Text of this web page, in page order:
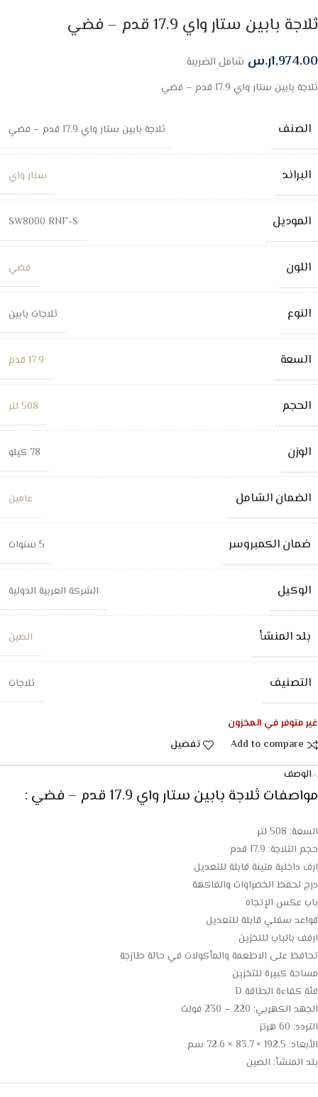
ثلاجة بابين ستار واي 17.9 قدم – فضي
1,974.00ر.س شامل الضريبة
ثلاجة بابين ستار واي 17.9 قدم – فضي
الصنف ثلاجة بابين ستار واي 17.9 قدم – فضي
البراند ستار واي
الموديل SW8000 RNF-S
اللون فضي
النوع ثلاجات بابين
السعة 17.9 قدم
الحجم 508 لتر
الوزن 78 كيلو
الضمان الشامل عامين
ضمان الكمبروسر 5 سنوات
الوكيل الشركة العربية الدولية
بلد المنشأ الصين
التصنيف ثلاجات
غير متوفر في المخزون
Add to compare
تفضيل
الوصف
مواصفات ثلاجة بابين ستار واي 17.9 قدم – فضي :
السعة: 508 لتر
حجم الثلاجة: 17.9 قدم
ارف داخلية متينة قابلة للتعديل
درج لحفظ الخضراوات والفاكهة
باب عكس الإتجاه
قواعد سفلي قابلة للتعديل
ارفف بالباب للتخزين
تحافظ على الاطعمة والمأكولات في حالة طازجة
مساحة كبيرة للتخزين
فئة كفاءة الطاقة D
الجهد الكهربي: 220 – 230 فولت
التردد: 60 هرتز
الأبعاد: 192.5 × 83.7 × 72.6 سم
بلد المنشأ: الصين